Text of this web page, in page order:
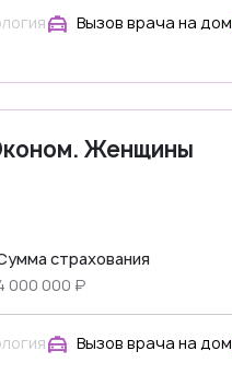
Вызов врача на дом
Женщины
страхования
000 000 ₽
Вызов врача на дом